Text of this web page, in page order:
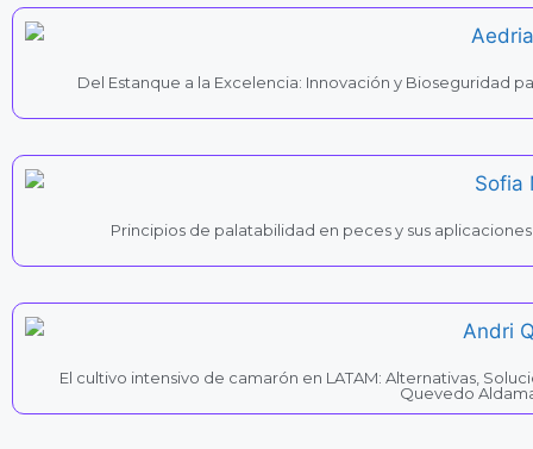
Del Estanque a la Excelencia: Innovación y Bioseguridad
Principios de palatabilidad en peces y sus
El cultivo intensivo de camarón en LATAM: Alternativas,
Quevedo